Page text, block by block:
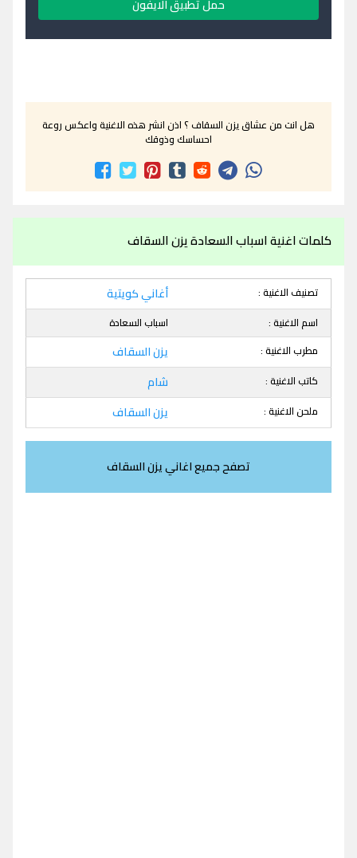
حمل تطبيق الايفون
هل انت من عشاق يزن السقاف ؟ اذن انشر هذه الاغنية واعكس روعة
احساسك وذوقك
كلمات اغنية اسباب السعادة يزن السقاف
تصنيف الاغنية : أغاني كويتية
اسم الاغنية :
اسباب السعادة
مطرب الاغنية :
يزن السقاف
كاتب الاغنية : شام
ملحن الاغنية : يزن السقاف
تصفح جميع اغاني يزن السقاف